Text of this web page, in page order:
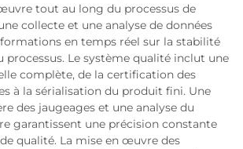
tout au long du processus de
collecte et une analyse de données
en temps réel sur la stabilité
processus. Le système qualité inclut une
complète, de la certification des
à la sérialisation du produit fini. Une
des jaugeages et une analyse du
garantissent une précision constante
qualité. La mise en œuvre des